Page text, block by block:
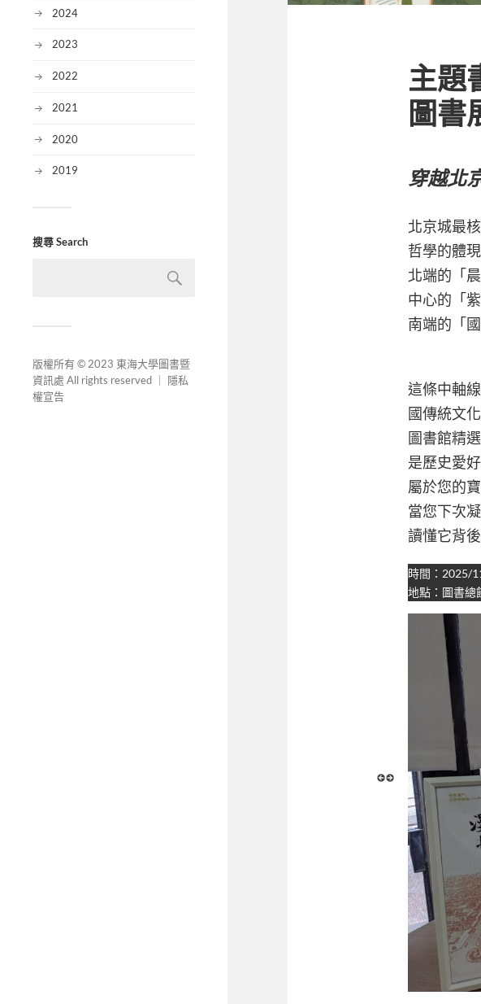
2024
2023
2022
2021
2020
2019
搜尋 Search
版權所有 © 2023 東海大學圖書暨
資訊處 All rights reserved ｜ 隱私
權宣告
主題
圖書
穿越北
北京城最
哲學的體
北端的「
中心的「
南端的「
這條中軸
國傳統文
圖書館精
是歷史愛
屬於您的
當您下次
讀懂它背
時間：2025/
地點：圖書總